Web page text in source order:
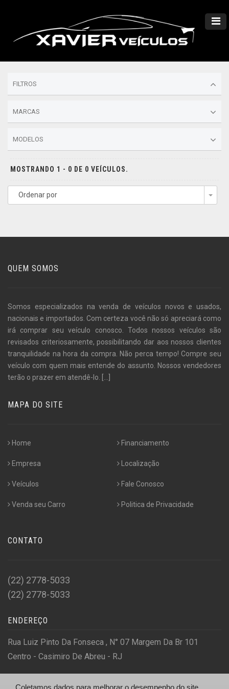
FILTROS
MARCAS
MODELOS
MOSTRANDO 1 - 0 DE 0 VEÍCULOS.
Ordenar por
QUEM SOMOS
Somos especializados na venda de veículos novos e usados,
nacionais e importados. Com certeza você não só apreciará como
irá comprar seu veículo conosco. Todos nossos veículos são
revisados criteriosamente, possibilitando dar aos nossos clientes
tranquilidade na hora da compra. Não perca tempo! Compre seu
veículo com quem mais entende do assunto. Nossos vendedores
terão o prazer em atendê-lo.
MAPA DO SITE
Home
Empresa
Veículos
Venda seu Carro
Financiamento
Localização
Fale Conosco
Politica de Privacidade
CONTATO
(22) 2778-5033
(22) 2778-5033
ENDEREÇO
Rua Luiz Pinto Da Fonseca , N° 07 Margem Da Br 101
Centro - Casimiro De Abreu - RJ
Coletamos dados para melhorar o desempenho do site,